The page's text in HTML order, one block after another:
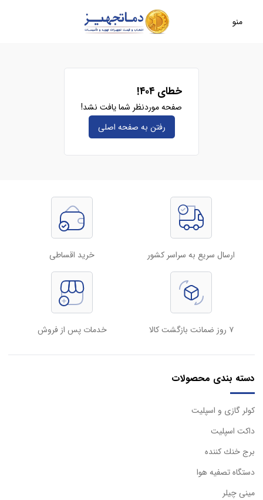
منو
خطای ۴۰۴!
صفحه موردنظر شما یافت نشد!
رفتن به صفحه‌ اصلی
ارسال سریع به سراسر کشور خرید اقساطی
۷ روز ضمانت بازگشت کالا خدمات پس از فروش
دسته بندی محصولات
كولر گازی و اسپليت
داكت اسپليت
برج خنك كننده
دستگاه تصفيه هوا
مینی چیلر